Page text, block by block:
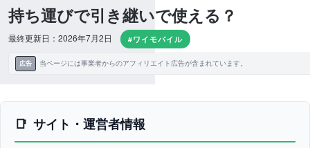
持ち運びで引き継いで使える？
最終更新日：2026年7月2日 #ワイモバイル
広告 当ページには事業者からのアフィリエイト広告が含まれています。
サイト・運営者情報